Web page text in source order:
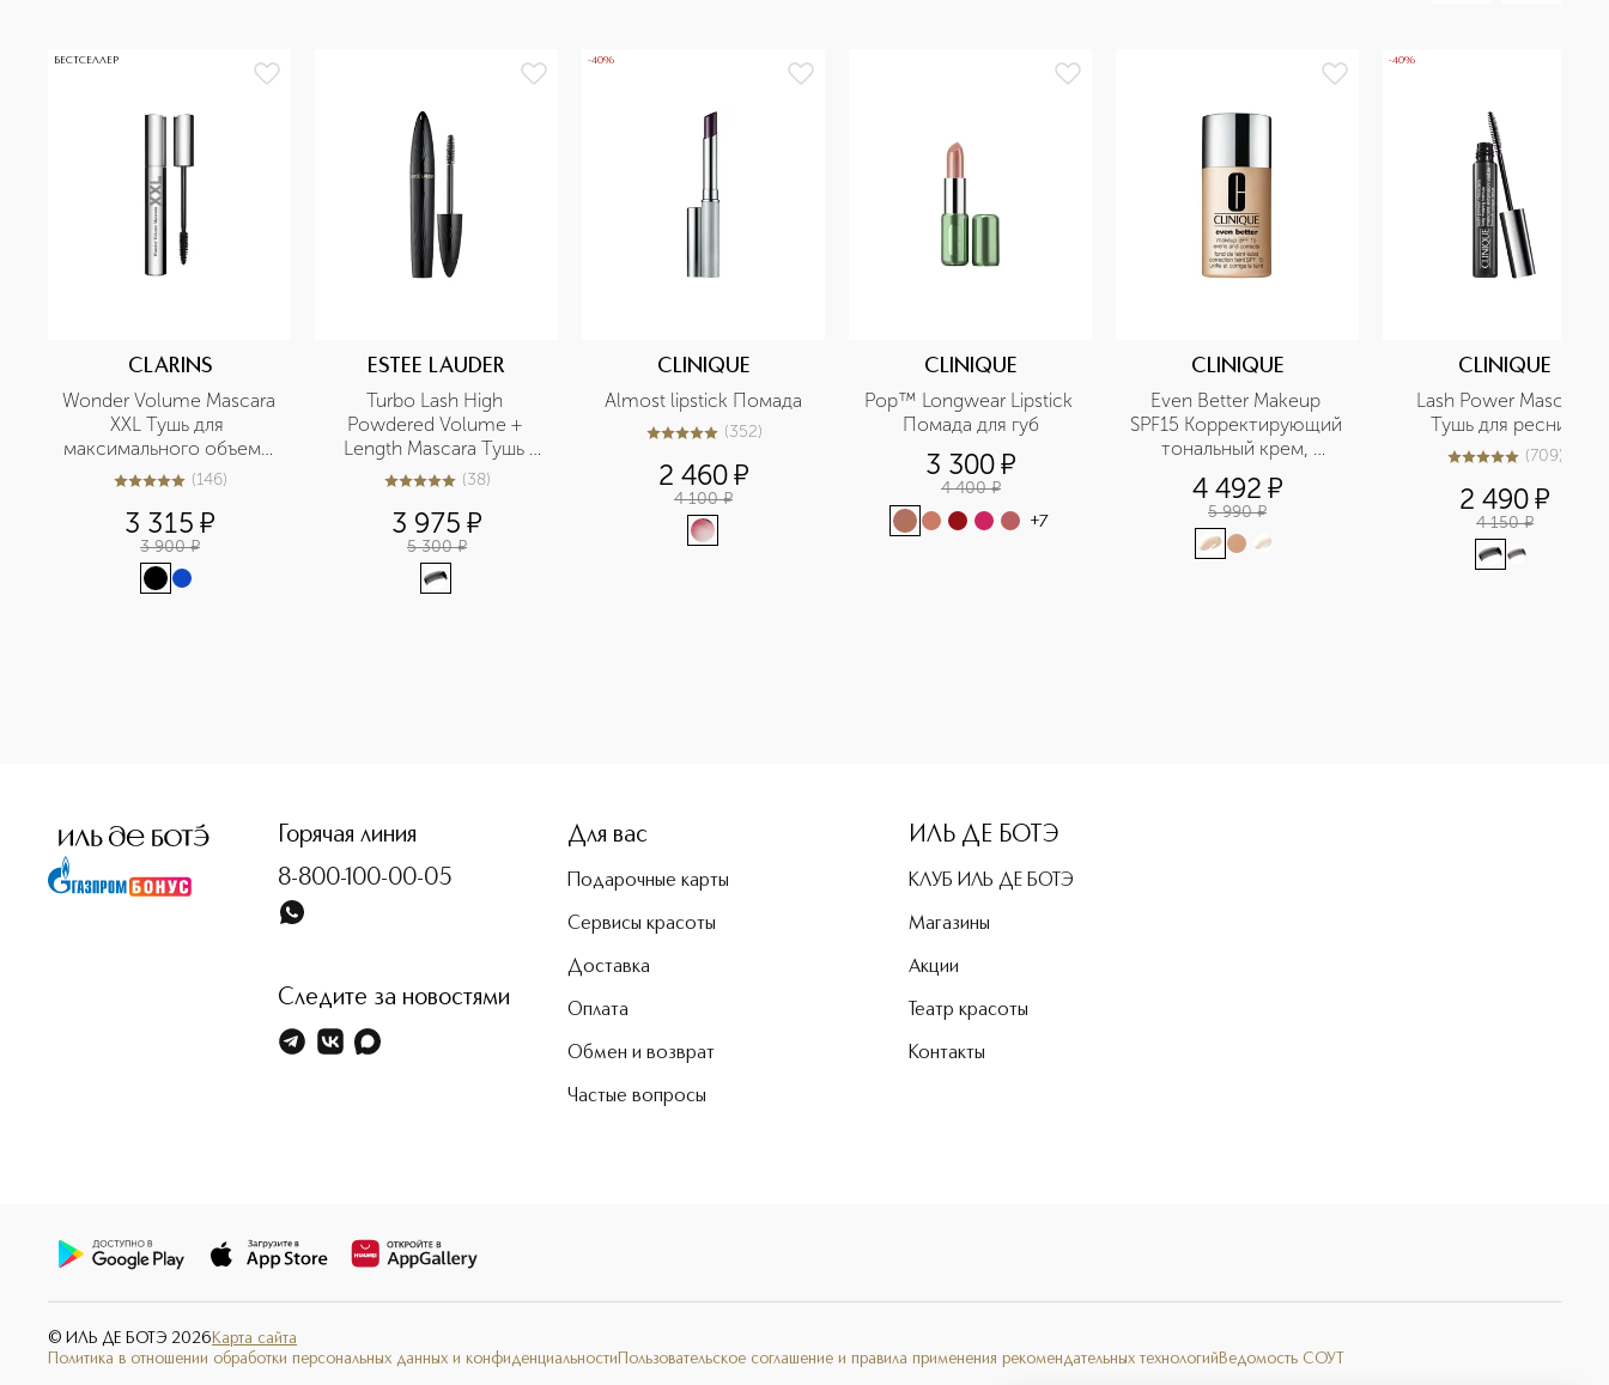
БЕСТСЕЛЛЕР
CLARINS
Wonder Volume Mascara
XXL Тушь для
максимального объема
ресниц
4.9из5146 (146)
3 315 ¤
3 900 ¤
ESTEE LAUDER
Turbo Lash High
Powdered Volume +
Length Mascara Тушь
для ресниц
4.9из538 (38)
3 975 ¤
5 300 ¤
-40%
CLINIQUE
Almost lipstick Помада
4.9из5352 (352)
2 460¤
4 100 ¤
CLINIQUE
Pop™ Longwear Lipstick
Помада для губ
3 300¤
4 400 ¤
+7
CLINIQUE
Even Better Makeup
SPF15 Корректирующий
тональный крем,
выравнивающий тон
кожи SPF15
4 492 ¤
5 990 ¤
-40%
CLINIQUE
Lash Power Mascara
Тушь для ресниц
4.9из5709 (709)
2 490¤
4 150 ¤
Горячая линия
8-800-100-00-05
Следите за новостями
Для вас
Подарочные карты
Сервисы красоты
Доставка
Оплата
Обмен и возврат
Частые вопросы
ИЛЬ ДЕ БОТЭ
КЛУБ ИЛЬ ДЕ БОТЭ
Магазины
Акции
Театр красоты
Контакты
© ИЛЬ ДЕ БОТЭ 2026 Карта сайта
Политика в отношении обработки персональных данных и конфиденциальности Пользовательское соглашение и правила применения рекомендательных технологий Ведомость СОУТ